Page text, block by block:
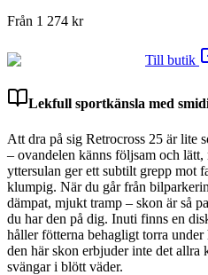
Från 1 274 kr
Till butik
Lekfull sportkänsla med
Att dra på sig Retrocross 25 är lite
– ovandelen känns följsam och
yttersulan ger ett subtilt grepp mot
klumpig. När du går från
dämpat, mjukt tramp – skon är så
du har den på dig. Inuti finns en
håller fötterna behagligt torra
den här skon erbjuder inte det allra
svängar i blött väder.